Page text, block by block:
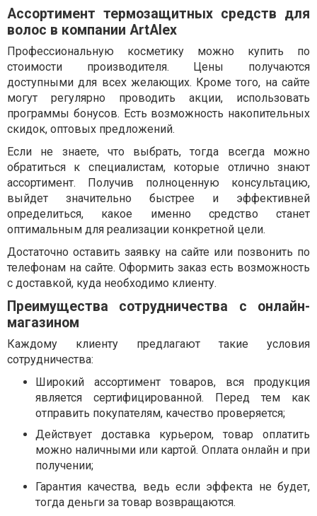
Ассортимент термозащитных средств для
волос в компании ArtAlex
Профессиональную косметику можно купить по
стоимости производителя. Цены получаются
доступными для всех желающих. Кроме того, на сайте
могут регулярно проводить акции, использовать
программы бонусов. Есть возможность накопительных
скидок, оптовых предложений.
Если не знаете, что выбрать, тогда всегда можно
обратиться к специалистам, которые отлично знают
ассортимент. Получив полноценную консультацию,
выйдет значительно быстрее и эффективней
определиться, какое именно средство станет
оптимальным для реализации конкретной цели.
Достаточно оставить заявку на сайте или позвонить по
телефонам на сайте. Оформить заказ есть возможность
с доставкой, куда необходимо клиенту.
Преимущества сотрудничества с онлайн-
магазином
Каждому клиенту предлагают такие условия
сотрудничества:
Широкий ассортимент товаров, вся продукция
является сертифицированной. Перед тем как
отправить покупателям, качество проверяется;
Действует доставка курьером, товар оплатить
можно наличными или картой. Оплата онлайн и при
получении;
Гарантия качества, ведь если эффекта не будет,
тогда деньги за товар возвращаются.